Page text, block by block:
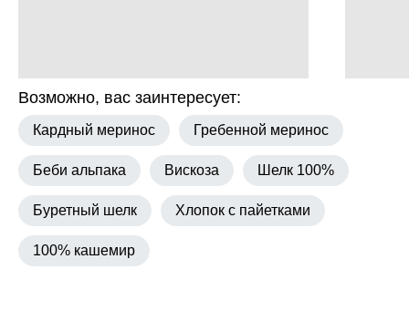
Возможно, вас заинтересует:
Кардный меринос Гребенной меринос
Беби альпака Вискоза Шелк 100%
Буретный шелк Хлопок с пайетками
100% кашемир